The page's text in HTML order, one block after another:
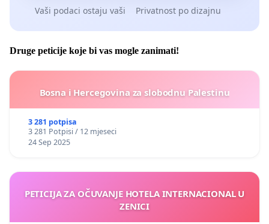
Vaši podaci ostaju vaši Privatnost po dizajnu
Druge peticije koje bi vas mogle zanimati!
Bosna i Hercegovina za slobodnu Palestinu
3 281 potpisa
3 281 Potpisi / 12 mjeseci
24 Sep 2025
PETICIJA ZA OČUVANJE HOTELA INTERNACIONAL U
ZENICI